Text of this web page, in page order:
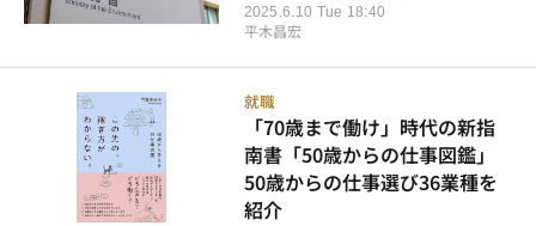
2025.6.10 Tue 18:40
平木昌宏
就職
「70歳まで働け」時代の新指
南書「50歳からの仕事図鑑」
50歳からの仕事選び36業種を
紹介